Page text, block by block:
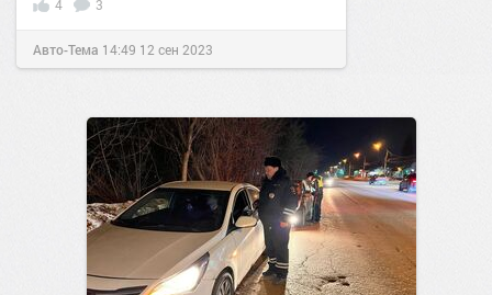
4 3
Авто-Тема 14:49 12 сен 2023